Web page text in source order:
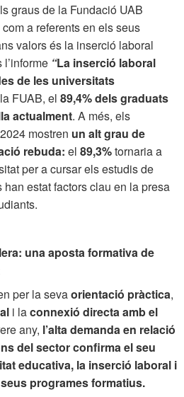
graus de la Fundació UAB
a referents en els seus
valors és la inserció laboral
“La inserció laboral
de les universitats
FUAB, el 89,4%dels graduats
actualment. A més, els
mostren un alt grau de
rebuda: el 89,3%tornaria a
per a cursar els estudis de
estat factors clau en la presa
una aposta formativa de
per la sevaorientació pràctica,
i laconnexió directa amb el
any, l’alta demanda en relació
del sector confirma el seu
educativa, la inserció laboral i
programes formatius.